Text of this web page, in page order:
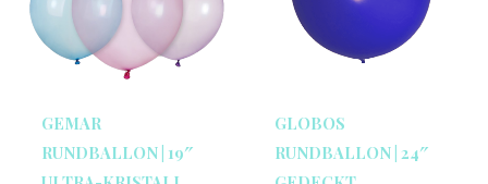
GEMAR
RUNDBALLON | 19″
GLOBOS
RUNDBALLON | 24″